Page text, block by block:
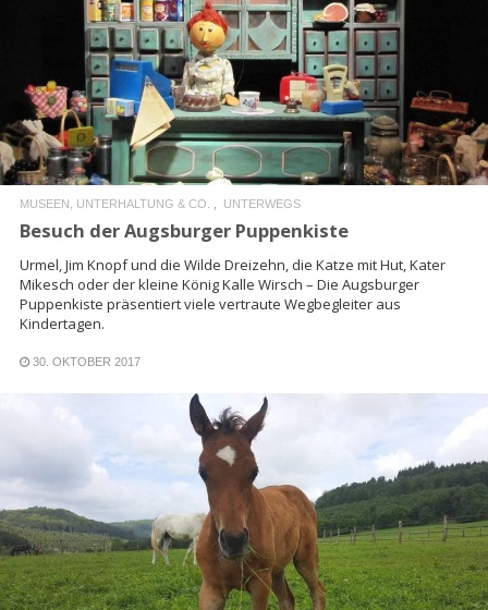
READ MORE
MUSEEN, UNTERHALTUNG & CO. UNTERWEGS
Besuch der Augsburger Puppenkiste
Urmel, Jim Knopf und die Wilde Dreizehn, die Katze mit Hut, Kater
Mikesch oder der kleine König Kalle Wirsch – Die Augsburger
Puppenkiste präsentiert viele vertraute Wegbegleiter aus
Kindertagen.
30. OKTOBER 2017
READ MORE